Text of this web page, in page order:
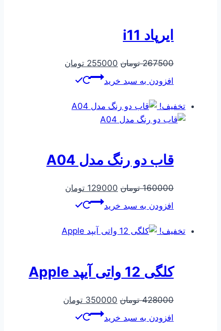
ایرپاد i11
267500 تومان قیمت
اصلی
بود.
255000 تومان
افزودن به سبد خرید
تخفیف!
قاب دو رنگ مدل A04
160000 تومان قیمت
اصلی
بود.
129000 تومان
است.
افزودن به سبد خرید
تخفیف!
کلگی 12 واتی آیپد Apple
428000 تومان قیمت
اصلی
350000 تومان
افزودن به سبد خرید